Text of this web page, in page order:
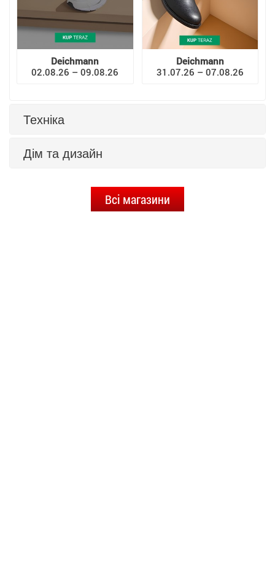
Deichmann
02.08.26 – 09.08.26
Deichmann
31.07.26 – 07.08.26
Техніка
Дім та дизайн
Всі магазини